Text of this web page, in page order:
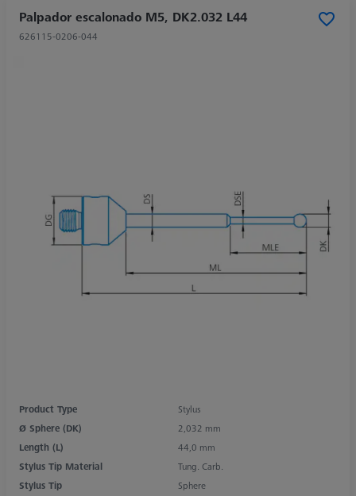
Palpador escalonado M5, DK2.032 L44
626115-0206-044
Product Type
Stylus
Ø Sphere (DK)
2,032 mm
Length (L)
44,0 mm
Stylus Tip Material
Tung. Carb.
Stylus Tip
Sphere